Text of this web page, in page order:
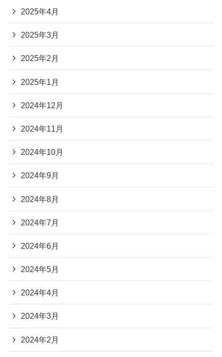
2025年4月
2025年3月
2025年2月
2025年1月
2024年12月
2024年11月
2024年10月
2024年9月
2024年8月
2024年7月
2024年6月
2024年5月
2024年4月
2024年3月
2024年2月